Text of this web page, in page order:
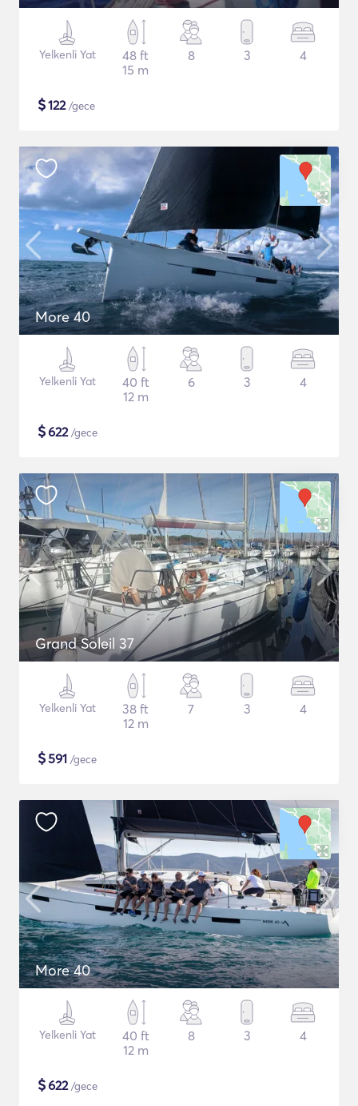
Yelkenli Yat
48 ft
15 m
8 3 4
$122/gece
More 40
Yelkenli Yat
40 ft
12 m
6 3 4
$622/gece
Grand Soleil 37
Yelkenli Yat
38 ft
12 m
7 3 4
$591 /gece
More 40
Yelkenli Yat
40 ft
12 m
8 3 4
$622/gece